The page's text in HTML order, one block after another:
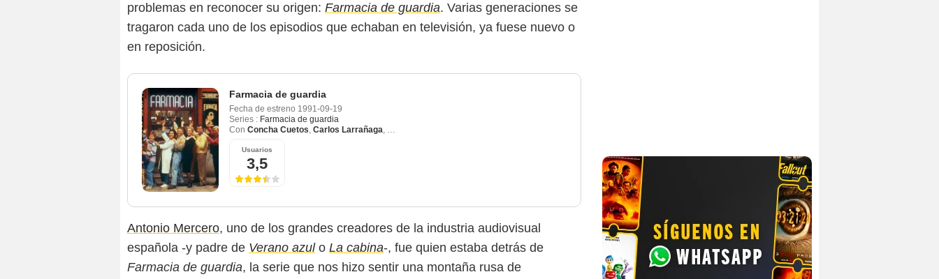
problemas en reconocer su origen: Farmacia de guardia. Varias generaciones se
tragaron cada uno de los episodios que echaban en televisión, ya fuese nuevo o
en reposición.
Farmacia de guardia
Fecha de estreno 1991-09-19
Series : Farmacia de guardia
Con Concha Cuetos, Carlos Larrañaga, Julián González
Usuarios
3,5
Antonio Mercero, uno de los grandes creadores de la industria audiovisual
española -y padre de Verano azulo La cabina-, fue quien estaba detrás de
Farmacia de guardia, la serie que nos hizo sentir una montaña rusa de
Antena 3